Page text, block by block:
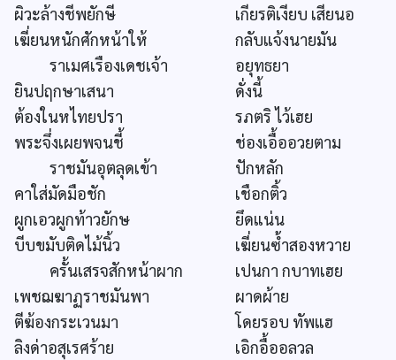
ผิวะล้างชีพยักษี
เกียรติเงียบ เสียนอ
เฆี่ยนหนักศักหน้าให้
กลับแจ้งนายมัน
ราเมศเรืองเดชเจ้า
อยุทธยา
ยินปฤกษาเสนา
ดั่งนี้
ต้องในหไทยปรา
รภตริ ไว้เฮย
พระจึ่งเผยพจนชี้
ช่องเอื้ออวยตาม
ราชมันอุตลุดเข้า
ปักหลัก
คาใส่มัดมือชัก
เชือกติ้ว
ผูกเอวผูกท้าวยักษ
ยึดแน่น
บีบขมับติดไม้นิ้ว
เฆี่ยนซ้ำสองหวาย
ครั้นเสรจสักหน้าผาก
เปนกา กบาทเฮย
เพชฌฆาฏราชมันพา
ผาดผ้าย
ตีฆ้องกระเวนมา
โดยรอบ ทัพแฮ
ลิงด่าอสุเรศร้าย
เอิกอื้ออลวล